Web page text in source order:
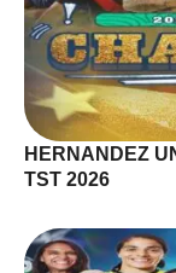
HERNANDEZ
TST 2026